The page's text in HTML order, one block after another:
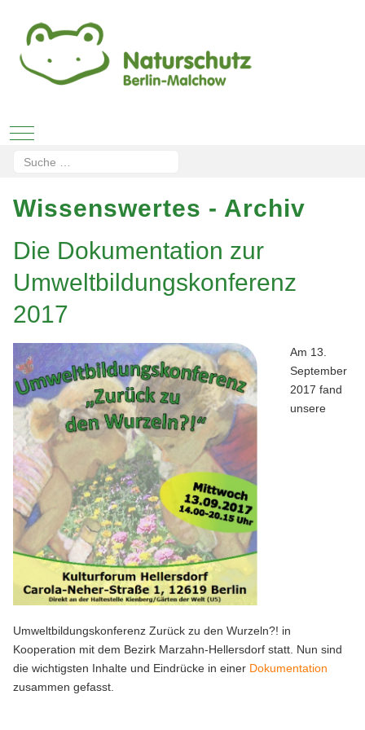
Mobile Menu Toggle
Suchen
Wissenswertes - Archiv
Die Dokumentation zur
Umweltbildungskonferenz
2017
Am 13.
September
2017 fand
unsere
Umweltbildungskonferenz Zurück zu den Wurzeln?! in
Kooperation mit dem Bezirk Marzahn-Hellersdorf statt. Nun sind
die wichtigsten Inhalte und Eindrücke in einer Dokumentation
zusammen gefasst.